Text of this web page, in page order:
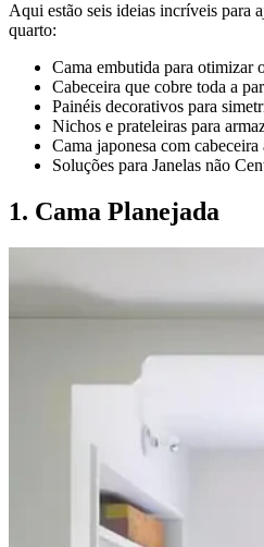
Aqui estão seis ideias incríveis para
quarto:
Cama embutida para otimizar
Cabeceira que cobre toda a
Painéis decorativos para
Nichos e prateleiras para
Cama japonesa com cabeceira
Soluções para Janelas não
1. Cama Planejada